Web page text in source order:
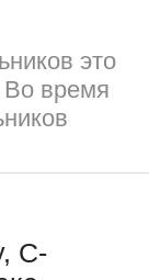
это
Во время
С-